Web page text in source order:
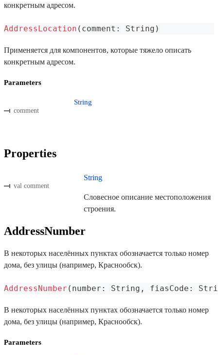
конкретным адресом.
AddressLocation ( comment : String )
Применяется для компонентов, которые тяжело описать
конкретным адресом.
Parameters
comment
String
Properties
val comment
String
Словесное описание местоположения
строения.
AddressNumber
В некоторых населённых пунктах обозначается только номер
дома, без улицы (например, Краснообск).
AddressNumber ( number : String , fiasCode :
В некоторых населённых пунктах обозначается только номер
дома, без улицы (например, Краснообск).
Parameters